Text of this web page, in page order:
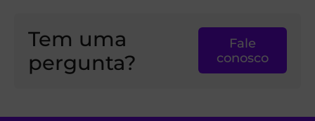
Tem uma
pergunta?
Fale
conosco